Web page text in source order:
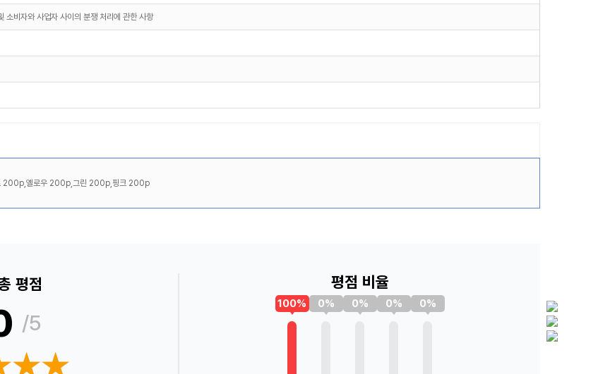
소비자와 사업자 사이의 분쟁 처리에 관한 사항
200p,옐로우 200p,그린 200p,핑크 200p
평점
/5
평점 비율
100% 0% 0% 0% 0%